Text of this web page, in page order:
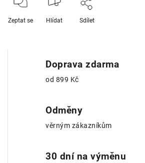
Zeptat se Hlídat Sdílet
Doprava zdarma
od 899 Kč
Odměny
věrným zákazníkům
30 dní na výměnu